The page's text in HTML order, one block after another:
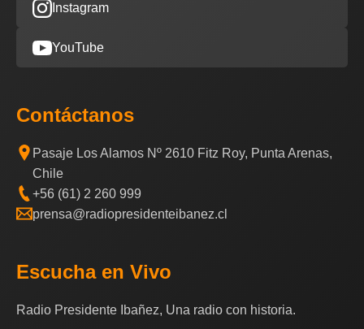
Instagram
YouTube
Contáctanos
Pasaje Los Alamos Nº 2610 Fitz Roy, Punta Arenas,
Chile
+56 (61) 2 260 999
prensa@radiopresidenteibanez.cl
Escucha en Vivo
Radio Presidente Ibañez, Una radio con historia.